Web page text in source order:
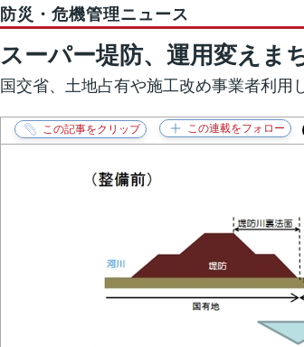
防災・危機管理ニュース
スーパー堤防、運用変えま
国交省、土地占有や施工改め事業者利用